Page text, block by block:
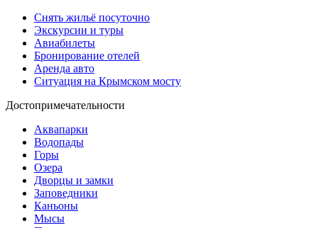
Снять жильё посуточно
Экскурсии и туры
Авиабилеты
Бронирование отелей
Аренда авто
Ситуация на Крымском мосту
Достопримечательности
Аквапарки
Водопады
Горы
Озера
Дворцы и замки
Заповедники
Каньоны
Мысы